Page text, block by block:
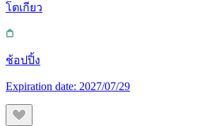
โตเกียว
ช้อปปิ้ง
Expiration date: 2027/07/29